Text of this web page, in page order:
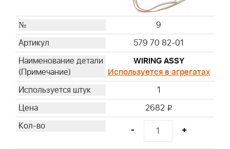
9
579 70 82-01
WIRING ASSY
Используется в агрегатах
1
2682 i
- +